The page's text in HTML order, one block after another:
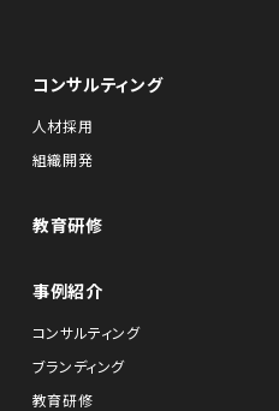
コンサルティング
人材採用
組織開発
教育研修
事例紹介
コンサルティング
ブランディング
教育研修